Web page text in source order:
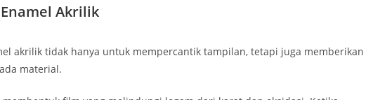
Akrilik
akrilik tidak hanya untuk mempercantik tampilan, tetapi juga memberikan
material.